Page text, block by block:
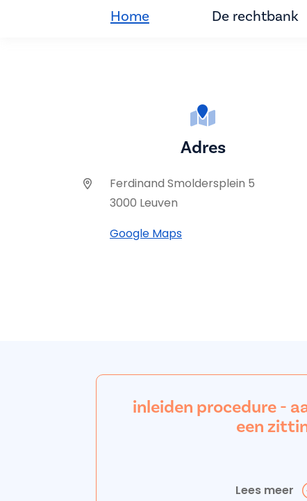
Home De rechtbank
Adres
Ferdinand Smoldersplein 5
3000 Leuven
Google Maps
inleiden procedure -
een
Lees meer